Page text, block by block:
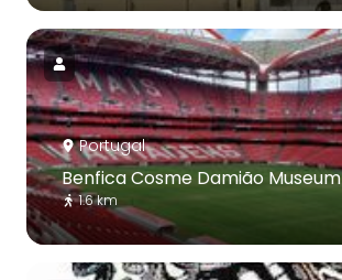
Portugal
Benfica Cosme Damião Museum
1.6 km